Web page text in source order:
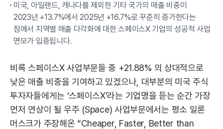
미국, 아일랜드, 캐나다를 제외한 기타 국가의 매출 비중이
2023년 +13.7%에서 2025년 +16.7%로 꾸준히 증가한다는
점에서 지역별 매출 다각화에 대한 스페이스X 기업의 성공적 사업
면모가 입증됩니다.
비록 스페이스X 사업부문들 중 +21.88% 의 상대적으로
낮은 매출 비중을 기여하고 있겠으나, 대부분의 미국 주식
투자자들에게는 ‘스페이스X’라는 기업명을 듣는 순간 가장
먼저 연상이 될 우주 (Space) 사업부문에서는 평소 일론
머스크가 주장해온 “Cheaper, Faster, Better than